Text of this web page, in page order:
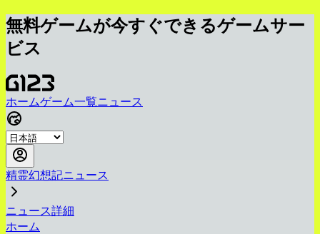
無料ゲームが今すぐできるゲームサー
ビス
ホームゲーム一覧ニュース
精霊幻想記ニュース
ニュース詳細
ホーム